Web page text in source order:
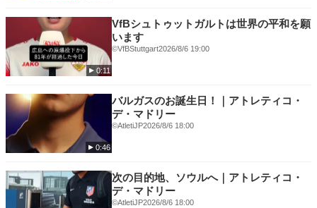
🟧エールディヴィジ
💛ウィメンズ・スーパー・リーグ（英・女子１部）
🏆各国カップ戦を独占配信🏆
🟥FAカップ
🟥FAコミュニティ・シールド
🟨スーペルコパ・デ・エスパーニャ
📺その他、ハイライト番組や過去映像なども充実📺
★「サッカーパック」概要
月額2,600円で上記の豊富なコンテンツを
お楽しみいただけるサッカーに特化したプランです。
0:11
VfBシュトゥットガルトは世界の平和を願
います
©VfBStuttgart2026/8/6 19:00
0:46
バルガスのお誕生日！｜アトレティコ・
デ・マドリー
©️AtletiJP2026/8/6 18:00
次の目的地、ソウルへ｜アトレティコ・
デ・マドリー
©️AtletiJP2026/8/6 18:00